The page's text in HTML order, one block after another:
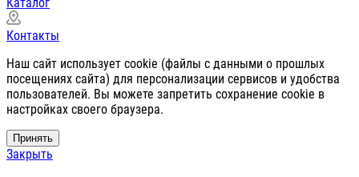
Контакты
Наш сайт использует cookie (файлы с данными о прошлых
посещениях сайта) для персонализации сервисов и удобства
пользователей. Вы можете запретить сохранение cookie в
настройках своего браузера.
Принять
Закрыть